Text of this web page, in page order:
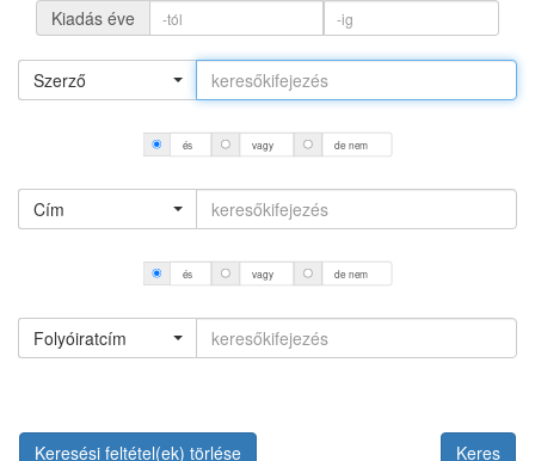
Kiadás éve
Szerző
és vagy de nem
Cím
és vagy de nem
Folyóiratcím
Keresési feltétel(ek) törlése